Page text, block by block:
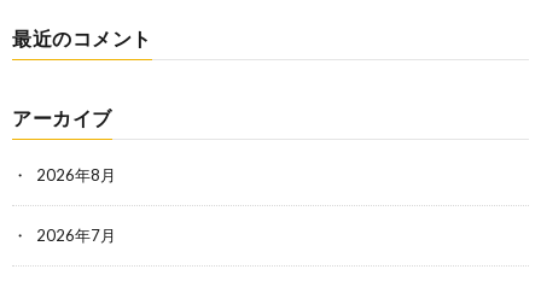
最近のコメント
アーカイブ
2026年8月
2026年7月